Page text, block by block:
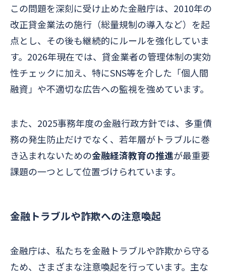
この問題を深刻に受け止めた金融庁は、2010年の
改正貸金業法の施行（総量規制の導入など）を起
点とし、その後も継続的にルールを強化していま
す。2026年現在では、貸金業者の管理体制の実効
性チェックに加え、特にSNS等を介した「個人間
融資」や不適切な広告への監視を強めています。
また、2025事務年度の金融行政方針では、多重債
務の発生防止だけでなく、若年層がトラブルに巻
き込まれないための金融経済教育の推進が最重要
課題の一つとして位置づけられています。
金融トラブルや詐欺への注意喚起
金融庁は、私たちを金融トラブルや詐欺から守る
ため、さまざまな注意喚起を行っています。主な